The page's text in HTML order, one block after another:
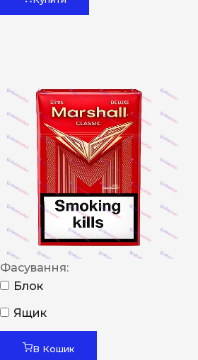
Focus
De Santis
MONUS
NERO
NERO
Гуцульскі
Italian Blend 821
Фасування:
Блок
Ящик
В Кошик